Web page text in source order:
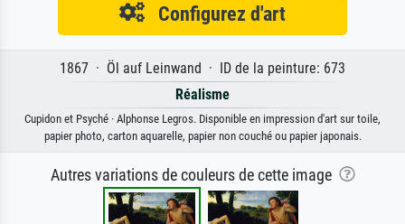
Configurez d'art
1867 · Öl auf Leinwand · ID de la peinture: 673
Réalisme
Cupidon et Psyché · Alphonse Legros. Disponible en impression d'art sur toile,
papier photo, carton aquarelle, papier non couché ou papier japonais.
Autres variations de couleurs de cette image